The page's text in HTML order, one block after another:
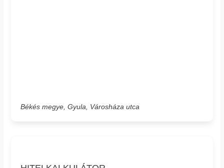
Békés megye, Gyula, Városháza utca